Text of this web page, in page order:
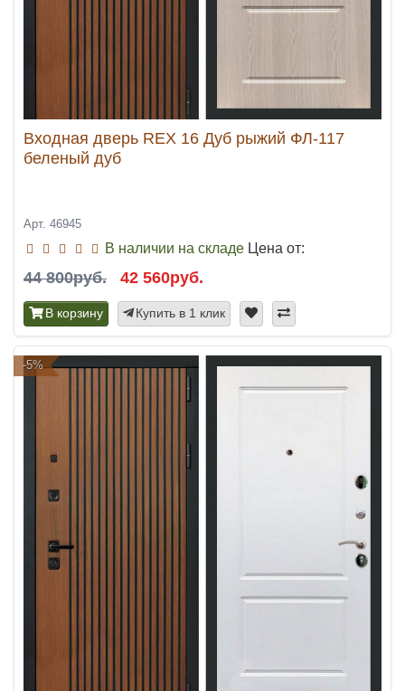
Входная дверь REX 16 Дуб рыжий ФЛ-117
беленый дуб
Арт. 46945
В наличии на складе Цена от:
44 800руб. 42 560руб.
В корзину Купить в 1 клик
-5%